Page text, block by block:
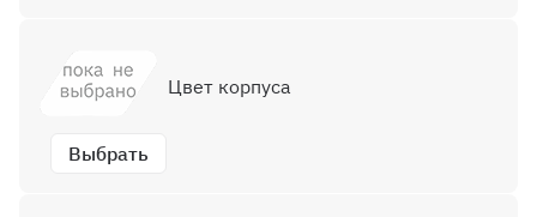
Выбрать
Цвет корпуса